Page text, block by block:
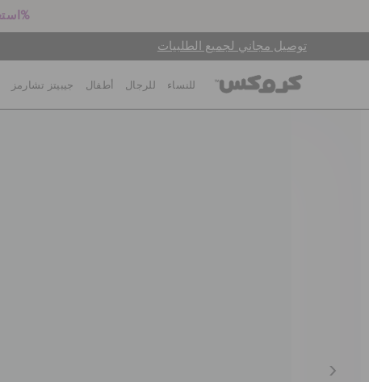
استعد للعودة إلى المدرسة! اشترِ زوجين بالسعر الكامل واحصل على خصم 25%
توصيل مجاني لجميع الطلبيات
للنساء للرجال أطفال جيبيتز تشارمز